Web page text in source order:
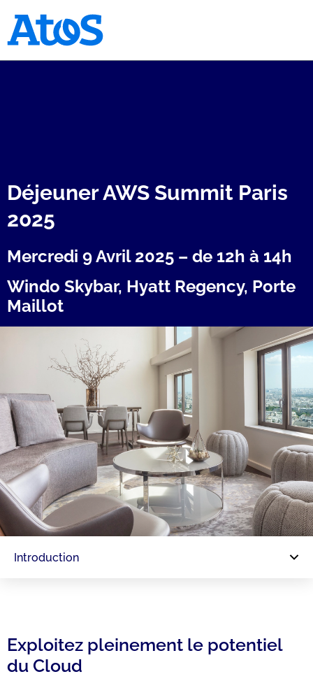
Déjeuner AWS Summit Paris
2025
Mercredi 9 Avril 2025 – de 12h à 14h
Windo Skybar, Hyatt Regency, Porte
Maillot
Introduction
Exploitez pleinement le potentiel
du Cloud